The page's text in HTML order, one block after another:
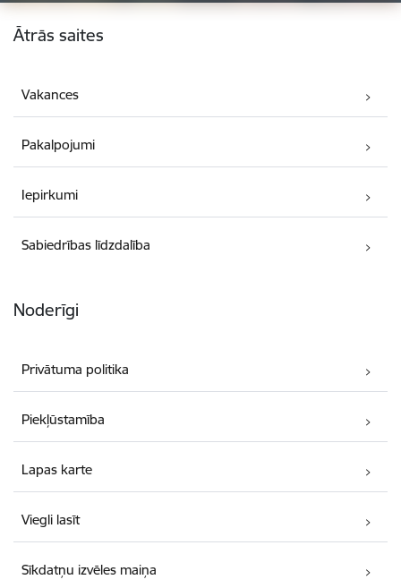
Kājene
Ātrās saites
Vakances
Pakalpojumi
Iepirkumi
Sabiedrības līdzdalība
Noderīgi
Privātuma politika
Piekļūstamība
Lapas karte
Viegli lasīt
Sīkdatņu izvēles maiņa